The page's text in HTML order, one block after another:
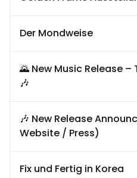
Der Mondweise
🌄 New Music Release
🎶
🎶 New Release
Website / Press)
Fix und Fertig in Korea